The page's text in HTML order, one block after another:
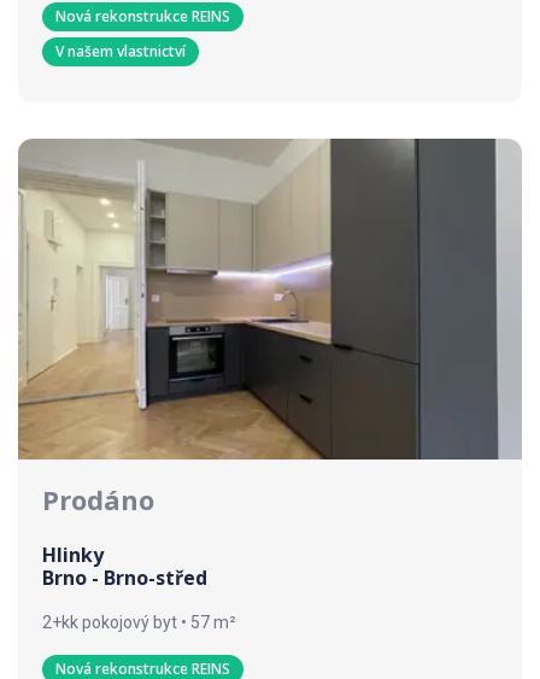
Nová rekonstrukce REINS
V našem vlastnictví
Prodáno
Hlinky
Brno - Brno-střed
2+kk pokojový byt • 57 m²
Nová rekonstrukce REINS